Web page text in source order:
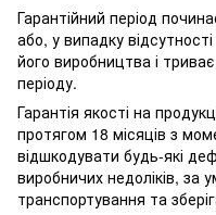
Гарантійний період
або, у випадку
його виробництва і
періоду.
Гарантія якості на
протягом 18 місяців з
відшкодувати будь-які
виробничих недоліків, за
транспортування та